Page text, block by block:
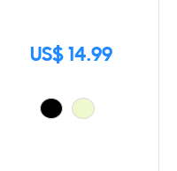
US$ 14.99